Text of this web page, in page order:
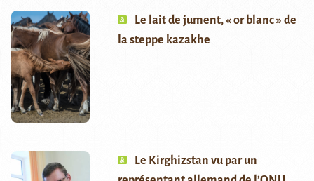
Le lait de jument, « or blanc » de
la steppe kazakhe
Le Kirghizstan vu par un